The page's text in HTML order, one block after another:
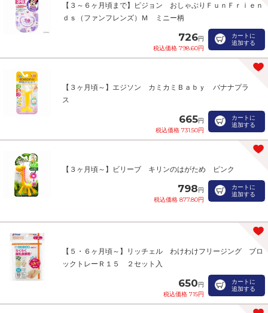
【３～６ヶ月頃まで】ピジョン おしゃぶりＦｕｎＦｒｉｅｎ
ｄｓ（ファンフレンズ）Ｍ ミニー柄
726円
税込価格 798.60円
カートに
追加する
【３ヶ月頃～】エジソン カミカミＢａｂｙ バナナプラ
ス
665円
税込価格 731.50円
カートに
追加する
【３ヶ月頃～】ビリーブ キリンのはがため ピンク
798円
税込価格 877.80円
カートに
追加する
【５・６ヶ月頃～】リッチェル わけわけフリージング ブロ
ックトレーＲ１５ ２セット入
650円
税込価格 715円
カートに
追加する